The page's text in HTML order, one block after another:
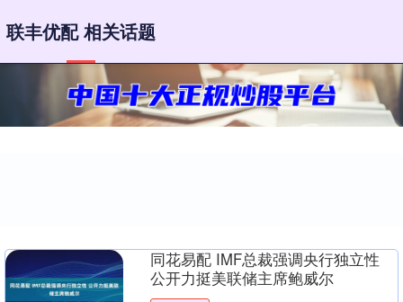
联丰优配 相关话题
同花易配 IMF总裁强调央行独立性
公开力挺美联储主席鲍威尔